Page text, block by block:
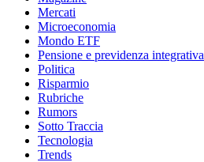
Mercati
Microeconomia
Mondo ETF
Pensione e previdenza integrativa
Politica
Risparmio
Rubriche
Rumors
Sotto Traccia
Tecnologia
Trends